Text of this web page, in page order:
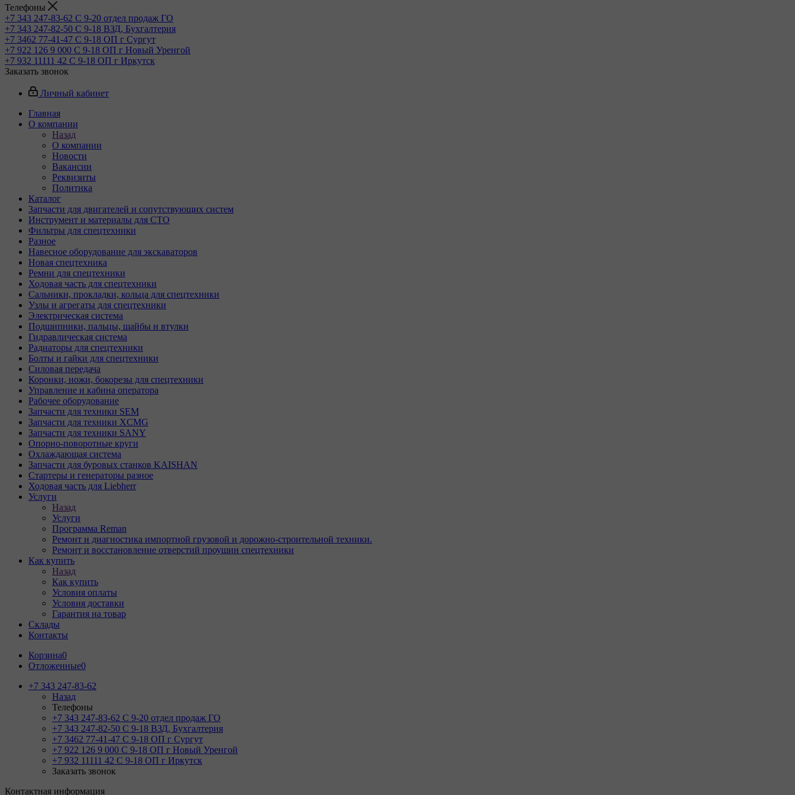
Телефоны
+7 343 247-83-62 С 9-20 отдел продаж ГО
+7 343 247-82-50 С 9-18 ВЗД, Бухгалтерия
+7 3462 77-41-47 С 9-18 ОП г Сургут
+7 922 126 9 000 С 9-18 ОП г Новый Уренгой
+7 932 11111 42 С 9-18 ОП г Иркутск
Заказать звонок
Личный кабинет
Главная
О компании
Назад
О компании
Новости
Вакансии
Реквизиты
Политика
Каталог
Запчасти для двигателей и сопутствующих систем
Инструмент и материалы для СТО
Фильтры для спецтехники
Разное
Навесное оборудование для экскаваторов
Новая спецтехника
Ремни для спецтехники
Ходовая часть для спецтехники
Сальники, прокладки, кольца для спецтехники
Узлы и агрегаты для спецтехники
Электрическая система
Подшипники, пальцы, шайбы и втулки
Гидравлическая система
Радиаторы для спецтехники
Болты и гайки для спецтехники
Силовая передача
Коронки, ножи, бокорезы для спецтехники
Управление и кабина оператора
Рабочее оборудование
Запчасти для техники SEM
Запчасти для техники XCMG
Запчасти для техники SANY
Опорно-поворотные круги
Охлаждающая система
Запчасти для буровых станков KAISHAN
Стартеры и генераторы разное
Ходовая часть для Liebherr
Услуги
Назад
Услуги
Программа Reman
Ремонт и диагностика импортной грузовой и дорожно-строительной техники.
Ремонт и восстановление отверстий проушин спецтехники
Как купить
Назад
Как купить
Условия оплаты
Условия доставки
Гарантия на товар
Склады
Контакты
Корзина0
Отложенные0
+7 343 247-83-62
Назад
Телефоны
+7 343 247-83-62 С 9-20 отдел продаж ГО
+7 343 247-82-50 С 9-18 ВЗД, Бухгалтерия
+7 3462 77-41-47 С 9-18 ОП г Сургут
+7 922 126 9 000 С 9-18 ОП г Новый Уренгой
+7 932 11111 42 С 9-18 ОП г Иркутск
Заказать звонок
Контактная информация